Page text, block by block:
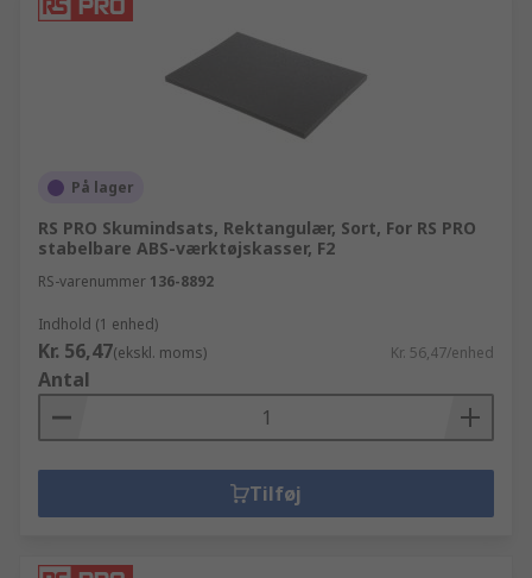
På lager
RS PRO Skumindsats, Rektangulær, Sort, For RS PRO
stabelbare ABS-værktøjskasser, F2
RS-varenummer 136-8892
Indhold (1 enhed)
Kr. 56,47(ekskl. moms) Kr. 56,47/enhed
Antal
Tilføj